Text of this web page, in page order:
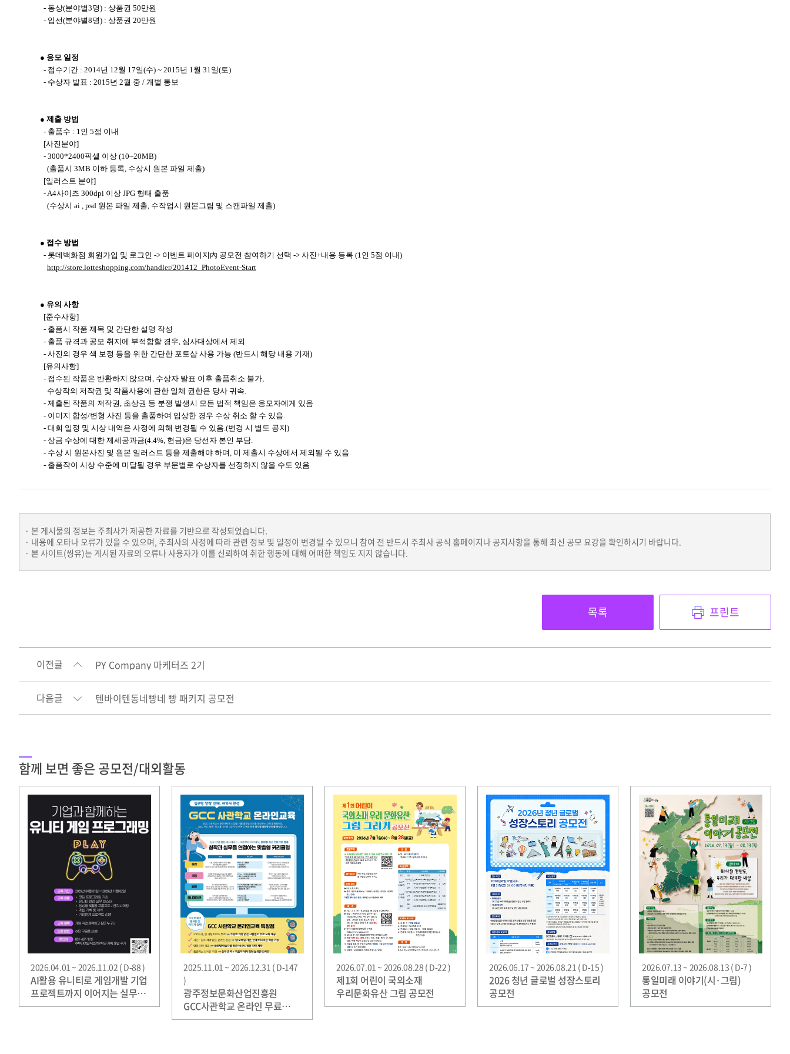
- 동상(분야별3명) : 상품권 50만원
- 입선(분야별8명) : 상품권 20만원
● 응모 일정
- 접수기간 : 2014년 12월 17일(수) ~ 2015년 1월 31일(토)
- 수상자 발표 : 2015년 2월 중 / 개별 통보
● 제출 방법
- 출품수 : 1인 5점 이내
[사진분야]
- 3000*2400픽셀 이상 (10~20MB)
(출품시 3MB 이하 등록, 수상시 원본 파일 제출)
[일러스트 분야]
- A4사이즈 300dpi 이상 JPG 형태 출품
(수상시 ai , psd 원본 파일 제출, 수작업시 원본그림 및 스캔파일 제출)
● 접수 방법
- 롯데백화점 회원가입 및 로그인 -> 이벤트 페이지內 공모전 참여하기 선택 -> 사진+내용 등록 (1인 5점 이내)
http://store.lotteshopping.com/handler/201412_PhotoEvent-Start
● 유의 사항
[준수사항]
- 출품시 작품 제목 및 간단한 설명 작성
- 출품 규격과 공모 취지에 부적합할 경우, 심사대상에서 제외
- 사진의 경우 색 보정 등을 위한 간단한 포토샵 사용 가능 (반드시 해당 내용 기재)
[유의사항]
- 접수된 작품은 반환하지 않으며, 수상자 발표 이후 출품취소 불가,
​수상작의 저작권 및 작품사용에 관한 일체 권한은 당사 귀속.
- 제출된 작품의 저작권, 초상권 등 분쟁 발생시 모든 법적 책임은 응모자에게 있음
- 이미지 합성/변형 사진 등을 출품하여 입상한 경우 수상 취소 할 수 있음.
- 대회 일정 및 시상 내역은 사정에 의해 변경될 수 있음.(변경 시 별도 공지)
- 상금 수상에 대한 제세공과금(4.4%, 현금)은 당선자 본인 부담.
- 수상 시 원본사진 및 원본 일러스트 등을 제출해야 하며, 미 제출시 수상에서 제외될 수 있음.
- 출품작이 시상 수준에 미달될 경우 부문별로 수상자를 선정하지 않을 수도 있음
본 게시물의 정보는 주최사가 제공한 자료를 기반으로 작성되었습니다.
내용에 오타나 오류가 있을 수 있으며, 주최사의 사정에 따라 관련 정보 및 일정이 변경될 수 있으니 참여 전 반드시 주최사 공식 홈페이지나 공지사항을 통해 최신 공모 요강을 확인하시기 바랍니다.
본 사이트(씽유)는 게시된 자료의 오류나 사용자가 이를 신뢰하여 취한 행동에 대해 어떠한 책임도 지지 않습니다.
목록 프린트
이전글 PY Company 마케터즈 2기
다음글 텐바이텐동네빵네 빵 패키지 공모전
함께 보면 좋은 공모전/대외활동
2026.04.01 ~ 2026.11.02 ( D-88 )
AI활용 유니티로 게임개발 기업
프로젝트까지 이어지는 실무
트랙
2025.11.01 ~ 2026.12.31 ( D-147
)
광주정보문화산업진흥원
GCC사관학교 온라인 무료
교육생 모집
2026.07.01 ~ 2026.08.28 ( D-22 )
제1회 어린이 국외소재
우리문화유산 그림 공모전
2026.06.17 ~ 2026.08.21 ( D-15 )
2026 청년 글로벌 성장스토리
공모전
2026.07.13 ~ 2026.08.13 ( D-7 )
통일미래 이야기(시·그림)
공모전